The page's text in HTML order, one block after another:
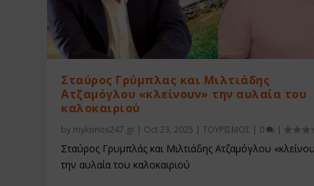
Σταύρος Γρύμπλας και Μιλτιάδης
Ατζαμόγλου «κλείνουν» την αυλαία του
καλοκαιριού
by mykonos247.gr | Oct 23, 2025 |ΤΟΥΡΙΣΜΟΣ | 0 |
Σταύρος Γρυμπλάς και Μιλτιάδης Ατζαμόγλου
την αυλαία του καλοκαιριού